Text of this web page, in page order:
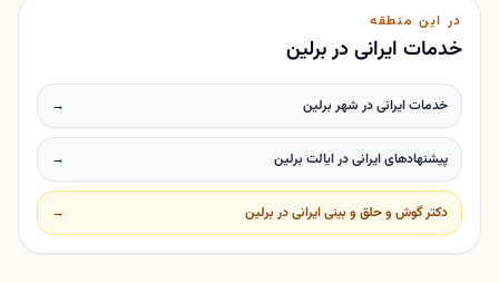
در این منطقه
خدمات ایرانی در برلین
خدمات ایرانی در شهر برلین →
پیشنهادهای ایرانی در ایالت برلین →
دکتر گوش و حلق و بینی ایرانی در برلین →